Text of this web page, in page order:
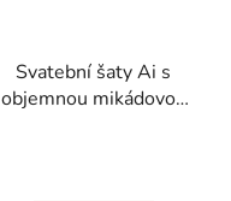
Svatební šaty Ai s
objemnou mikádovou